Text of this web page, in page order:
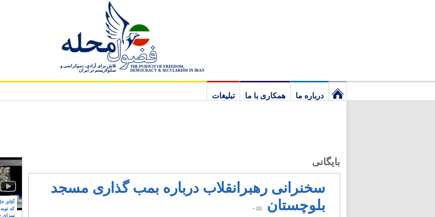
THE PURSUIT OF FREEDOM,
DEMOCRACY & SECULARISM IN IRAN
تلاش برای آزادی، دموکراسی و
سکولاریسم در ایران
درباره ما همکاری با ما
تبلیغات
بایگانی
سخنرانی رهبرانقلاب درباره بمب گذاری مسجد
بلوچستان
۰
آقای
که
سزای